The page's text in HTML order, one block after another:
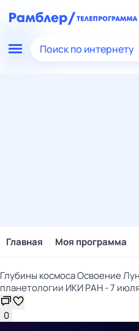
Поиск по интернету
Главная Моя программа
Глубины космоса Освоение
планетологии ИКИ РАН - 7
0